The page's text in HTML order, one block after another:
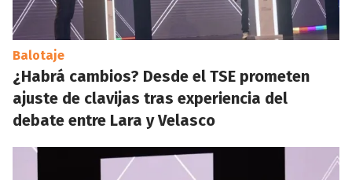
Balotaje
¿Habrá cambios? Desde el TSE prometen
ajuste de clavijas tras experiencia del
debate entre Lara y Velasco